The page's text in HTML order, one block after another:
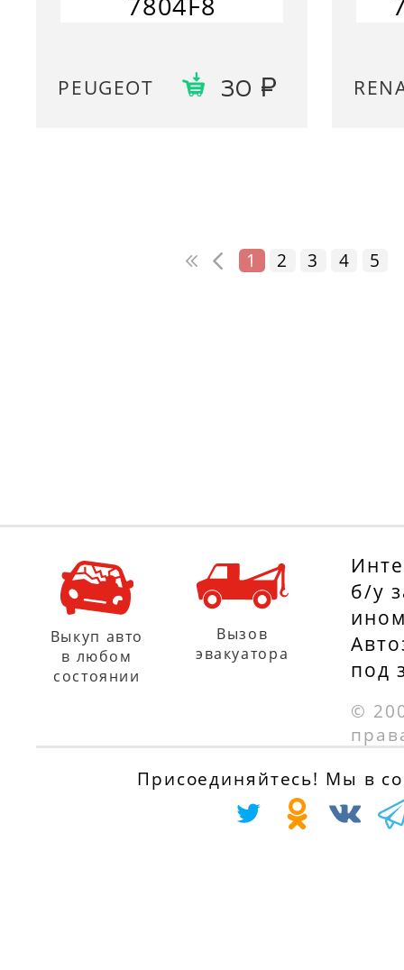
PEUGEOT 30
1 2 3 4 5
б/у
под
©
Выкуп авто
в любом
состоянии
Вызов
эвакуатора
Присоединяйтесь! Мы в